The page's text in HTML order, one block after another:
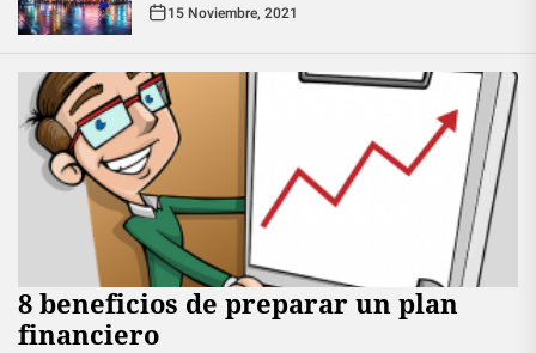
15 Noviembre, 2021
8 beneficios de preparar un plan
financiero